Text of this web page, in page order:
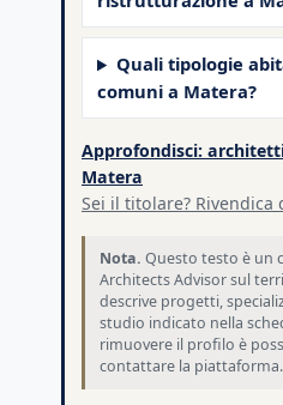
Quali tipologie
comuni a Matera?
Approfondisci:
Matera
Sei il titolare?
Nota. Questo testo è un
Architects Advisor sul
descrive progetti,
studio indicato nella
rimuovere il profilo è
contattare la piattaforma.